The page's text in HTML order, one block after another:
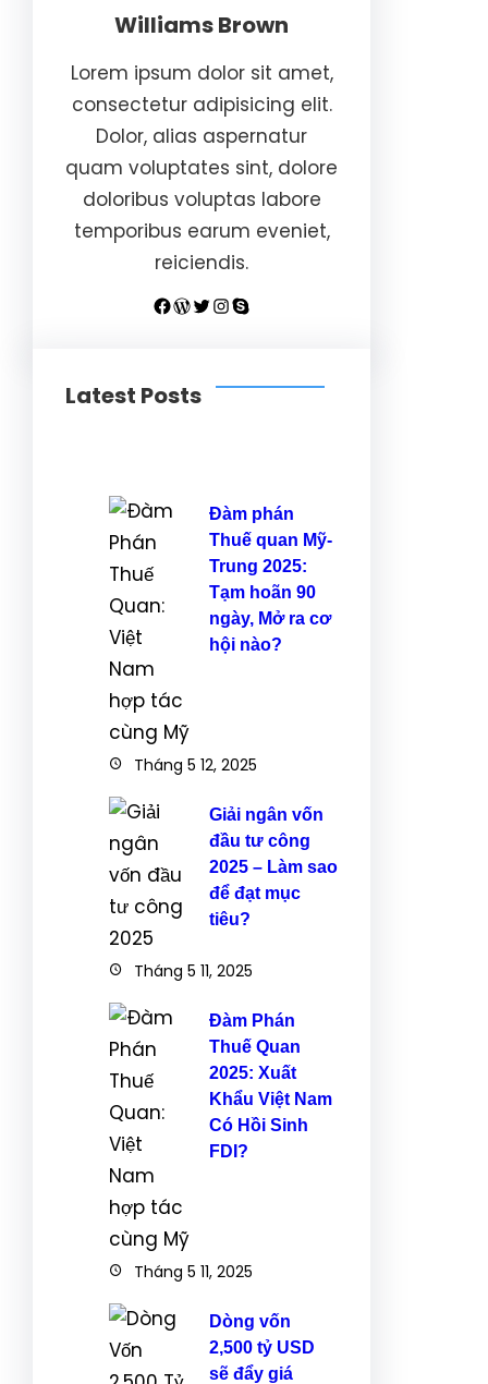
Williams Brown
Lorem ipsum dolor sit amet,
consectetur adipisicing elit.
Dolor, alias aspernatur
quam voluptates sint, dolore
doloribus voluptas labore
temporibus earum eveniet,
reiciendis.
Facebook WordPress Twitter InstagramSkype
Latest Posts
Đàm phán
Thuế quan Mỹ-
Trung 2025:
Tạm hoãn 90
ngày, Mở ra cơ
hội nào?
Tháng 5 12, 2025
Giải ngân vốn
đầu tư công
2025 – Làm sao
để đạt mục
tiêu?
Tháng 5 11, 2025
Đàm Phán
Thuế Quan
2025: Xuất
Khẩu Việt Nam
Có Hồi Sinh
FDI?
Tháng 5 11, 2025
Dòng vốn
2,500 tỷ USD
sẽ đẩy giá